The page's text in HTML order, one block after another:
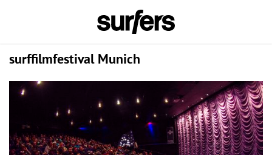
surffilmfestival Munich